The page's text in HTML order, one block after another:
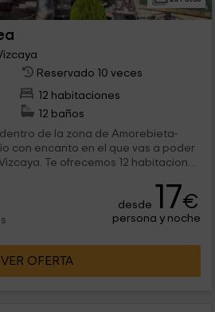
Reservado 10 veces
12 habitaciones
12 baños
de la zona de Amorebieta-
con encanto en el que vas a poder
habitaciones
desde 17€
persona y noche
VER OFERTA